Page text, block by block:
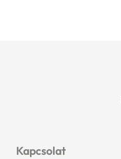
Kapcsolat